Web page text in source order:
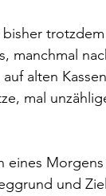
manchmal
alten
mal
eines
und